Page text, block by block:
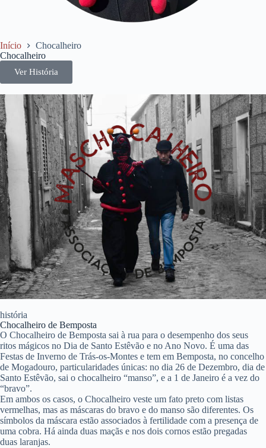
Início
Chocalheiro
Chocalheiro
Ver História
história
Chocalheiro de Bemposta
O Chocalheiro de Bemposta sai à rua para o desempenho dos seus
ritos mágicos no Dia de Santo Estêvão e no Ano Novo. É uma das
Festas de Inverno de Trás-os-Montes e tem em Bemposta, no concelho
de Mogadouro, particularidades únicas: no dia 26 de Dezembro, dia de
Santo Estêvão, sai o chocalheiro “manso”, e a 1 de Janeiro é a vez do
“bravo”.
Em ambos os casos, o Chocalheiro veste um fato preto com listas
vermelhas, mas as máscaras do bravo e do manso são diferentes. Os
símbolos da máscara estão associados à fertilidade com a presença de
uma cobra. Há ainda duas maçãs e nos dois cornos estão pregadas
duas laranjas.